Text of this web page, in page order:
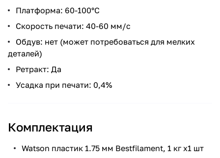
Платформа: 60-100°С
Скорость печати: 40-60 мм/с
Обдув: нет (может потребоваться для мелких
деталей)
Ретракт: Да
Усадка при печати: 0,4%
Комплектация
Watson пластик 1.75 мм Bestfilament, 1 кг х1 шт